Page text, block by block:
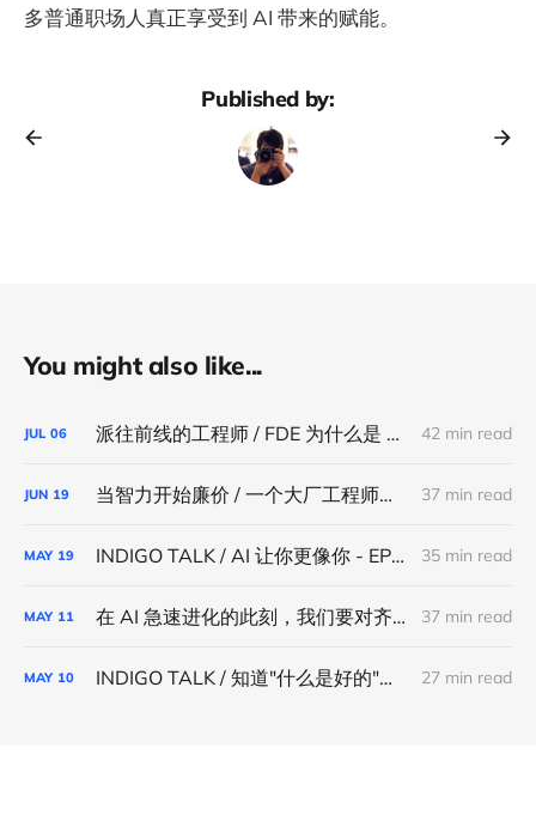
多普通职场人真正享受到 AI 带来的赋能。
Published by:
You might also like...
JUL 06 派往前线的工程师 / FDE 为什么是 AI 落地时代最重要的职业 - INDIGO TALK EP50 42 min read
JUN 19 当智力开始廉价 / 一个大厂工程师眼中的 AI 冲击波 - INDIGO TALK EP49 37 min read
MAY 19 INDIGO TALK / AI 让你更像你 - EP48 35 min read
MAY 11 在 AI 急速进化的此刻，我们要对齐什么 / INDIGO 月末直播 2026.04 37 min read
MAY 10 INDIGO TALK / 知道"什么是好的"，比能写出好的更难 - EP47 27 min read